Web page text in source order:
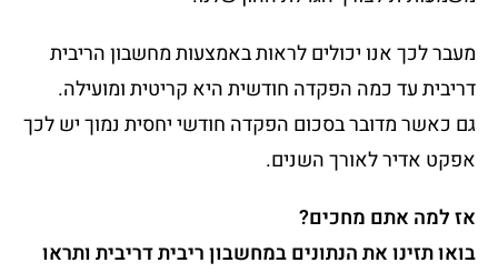
מעבר לכך אנו יכולים לראות באמצעות מחשבון הריבית
דריבית עד כמה הפקדה חודשית היא קריטית ומועילה.
גם כאשר מדובר בסכום הפקדה חודשי יחסית נמוך יש לכך
אפקט אדיר לאורך השנים.
אז למה אתם מחכים?
בואו תזינו את הנתונים במחשבון ריבית דריבית ותראו